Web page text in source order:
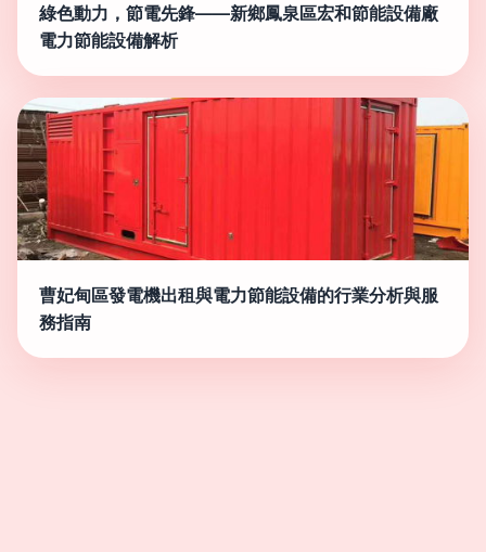
綠色動力，節電先鋒——新鄉鳳泉區宏和節能設備廠
電力節能設備解析
曹妃甸區發電機出租與電力節能設備的行業分析與服
務指南